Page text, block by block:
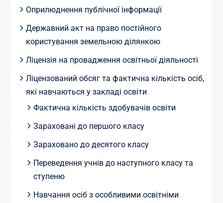
Оприлюднення публічної інформації
Державний акт на право постійного
користування земельною ділянкою
Ліцензія на провадження освітньої діяльності
Ліцензований обсяг та фактична кількість осіб,
які навчаються у закладі освіти
Фактична кількість здобувачів освіти
Зараховані до першого класу
Зараховано до десятого класу
Переведення учнів до наступного класу та
ступеню
Навчання осіб з особливими освітніми